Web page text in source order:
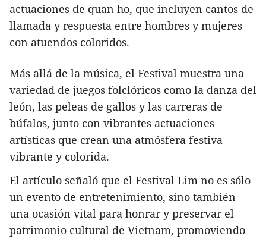
actuaciones de quan ho, que incluyen cantos de
llamada y respuesta entre hombres y mujeres
con atuendos coloridos.
Más allá de la música, el Festival muestra una
variedad de juegos folclóricos como la danza del
león, las peleas de gallos y las carreras de
búfalos, junto con vibrantes actuaciones
artísticas que crean una atmósfera festiva
vibrante y colorida.
El artículo señaló que el Festival Lim no es sólo
un evento de entretenimiento, sino también
una ocasión vital para honrar y preservar el
patrimonio cultural de Vietnam, promoviendo